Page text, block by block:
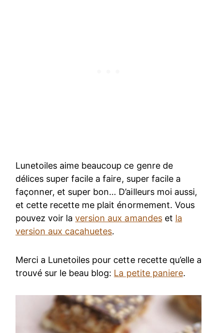
Lunetoiles aime beaucoup ce genre de
délices super facile a faire, super facile a
façonner, et super bon… D’ailleurs moi aussi,
et cette recette me plait énormement. Vous
pouvez voir laversion aux amandeset la
version aux cacahuetes.
Merci a Lunetoiles pour cette recette qu’elle a
trouvé sur le beau blog: La petite paniere.